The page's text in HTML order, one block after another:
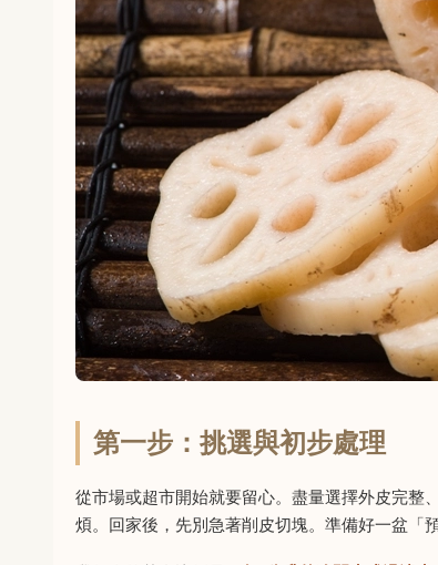
第一步：挑選與初步處理
從市場或超市開始就要留心。盡量選擇外皮完整
煩。回家後，先別急著削皮切塊。準備好一盆「